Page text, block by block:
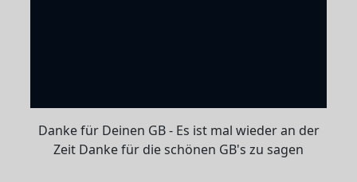
Danke für Deinen GB - Es ist mal wieder an der
Zeit Danke für die schönen GB's zu sagen